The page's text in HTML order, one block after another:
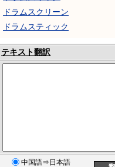
ドラムスクリーン
ドラムスティック
テキスト翻訳
中国語⇒日本語